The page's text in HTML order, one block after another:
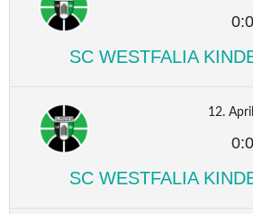
SC WESTFALIA
12.
SC WESTFALIA